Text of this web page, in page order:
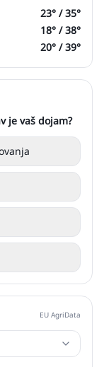
23° /35°
18° /38°
20° /39°
je vaš dojam?
EU AgriData